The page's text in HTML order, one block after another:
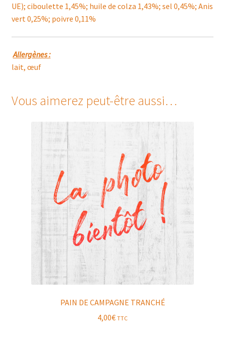
UE); ciboulette 1,45%; huile de colza 1,43%; sel 0,45%; Anis
vert 0,25%; poivre 0,11%
Allergènes :
lait, œuf
Vous aimerez peut-être aussi…
PAIN DE CAMPAGNE TRANCHÉ
4,00€ TTC